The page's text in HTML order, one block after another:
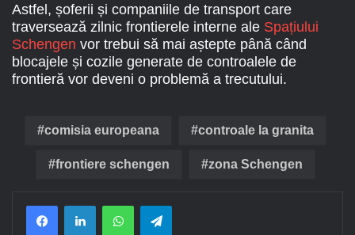
Astfel, șoferii și companiile de transport care
traversează zilnic frontierele interne ale Spațiului
Schengen vor trebui să mai aștepte până când
blocajele și cozile generate de controalele de
frontieră vor deveni o problemă a trecutului.
comisia europeana controale la granita
frontiere schengen zona Schengen